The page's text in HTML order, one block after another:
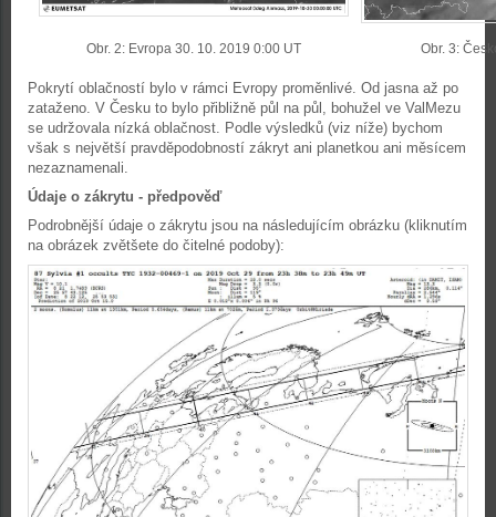
Obr. 2: Evropa 30. 10. 2019 0:00 UT Obr. 3:
Pokrytí oblačností bylo v rámci Evropy proměnlivé. Od jasna až po
zataženo. V Česku to bylo přibližně půl na půl, bohužel ve ValMezu
se udržovala nízká oblačnost. Podle výsledků (viz níže) bychom
však s největší pravděpodobností zákryt ani planetkou ani měsícem
nezaznamenali.
Údaje o zákrytu - předpověď
Podrobnější údaje o zákrytu jsou na následujícím obrázku (kliknutím
na obrázek zvětšete do čitelné podoby):